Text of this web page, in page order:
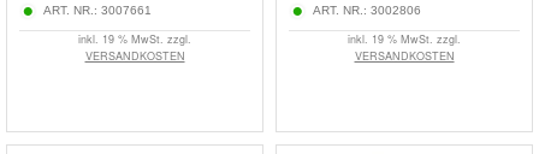
ART. NR.: 3007661
inkl. 19 % MwSt. zzgl.
VERSANDKOSTEN
ART. NR.: 3002806
inkl. 19 % MwSt. zzgl.
VERSANDKOSTEN